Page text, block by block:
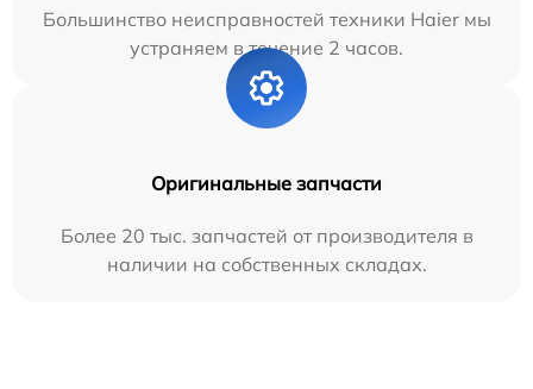
Большинство неисправностей техники Haier мы
устраняем в течение 2 часов.
Оригинальные запчасти
Более 20 тыс. запчастей от производителя в
наличии на собственных складах.